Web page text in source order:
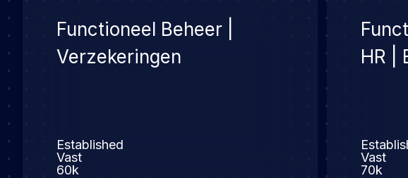
Functioneel Beheer |
Verzekeringen
Established
Vast
60k
HR |
Vast
70k